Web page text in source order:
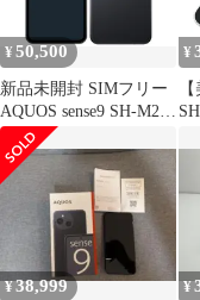
¥50,500
新品未開封 SIMフリー
AQUOS sense9 SH-M29
6GB/128GB ブラック
¥
¥38,999 ¥